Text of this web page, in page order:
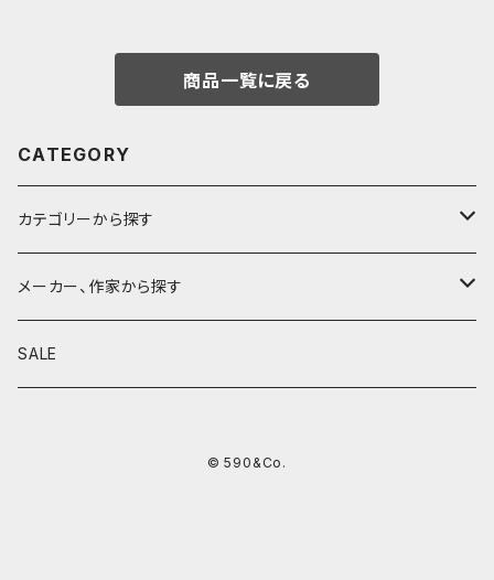
商品一覧に戻る
CATEGORY
カテゴリーから探す
鉛筆
鉛筆補助軸
メーカー、作家から探す
590&Co.
SALE
© 590&Co.